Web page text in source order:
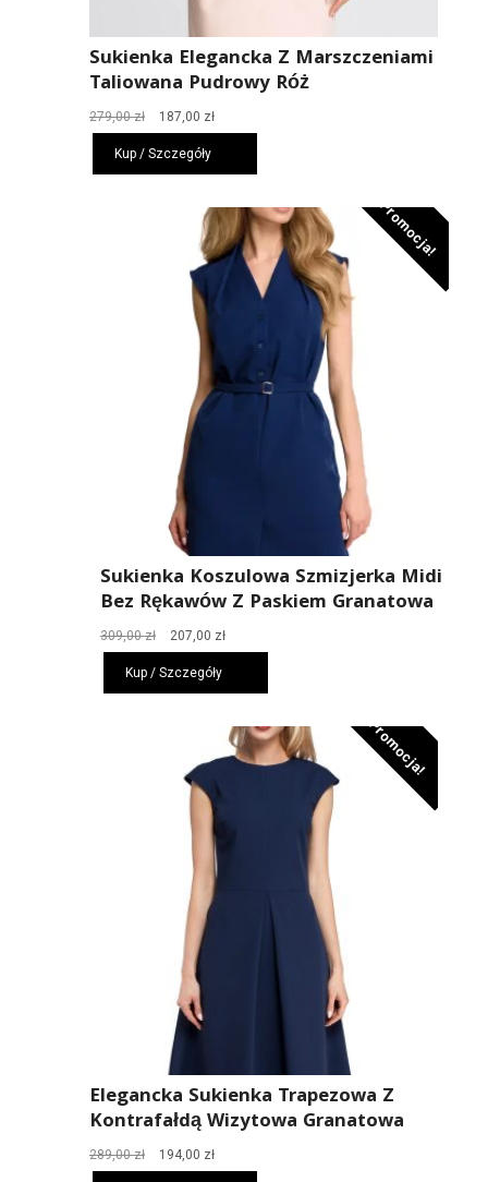
Sukienka Elegancka Z Marszczeniami
Taliowana Pudrowy Róż
279,00zł
Pierwotna
cena
wynosiła:
279,00 zł.
187,00 złAktualna
cena
187,00 zł.
Kup / Szczegóły
Promocja!
Sukienka Koszulowa Szmizjerka Midi
Bez Rękawów Z Paskiem Granatowa
309,00zł
Pierwotna
cena
wynosiła:
309,00 zł.
207,00 złAktualna
cena
207,00 zł.
Kup / Szczegóły
Promocja!
Elegancka Sukienka Trapezowa Z
Kontrafałdą Wizytowa Granatowa
289,00zł
Pierwotna
cena
194,00 złAktualna
cena